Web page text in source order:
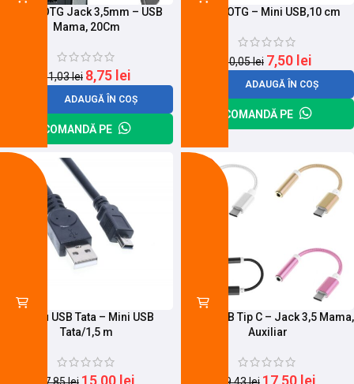
Cablu OTG Jack 3,5mm – USB
Mama, 20Cm
11,03lei 8,75 lei
ADAUGĂ ÎN COȘ
COMANDĂ PE
Cablu OTG – Mini USB,10 cm
10,05lei 7,50 lei
ADAUGĂ ÎN COȘ
COMANDĂ PE
Cablu USB Tata – Mini USB
Tata/1,5 m
15,00 lei
Cablu USB Tip C – Jack 3,5 Mama,
Auxiliar
17,50 lei